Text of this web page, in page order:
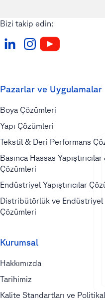
Bizi takip edin:
Pazarlar ve Uygulamalar
Boya Çözümleri
Yapı Çözümleri
Tekstil & Deri Performans
Basınca Hassas
Çözümleri
Endüstriyel Yapıştırıcılar
Distribütörlük ve Endüstriyel
Çözümleri
Kurumsal
Hakkımızda
Tarihimiz
Kalite Standartları ve